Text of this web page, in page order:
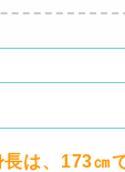
は、173㎝